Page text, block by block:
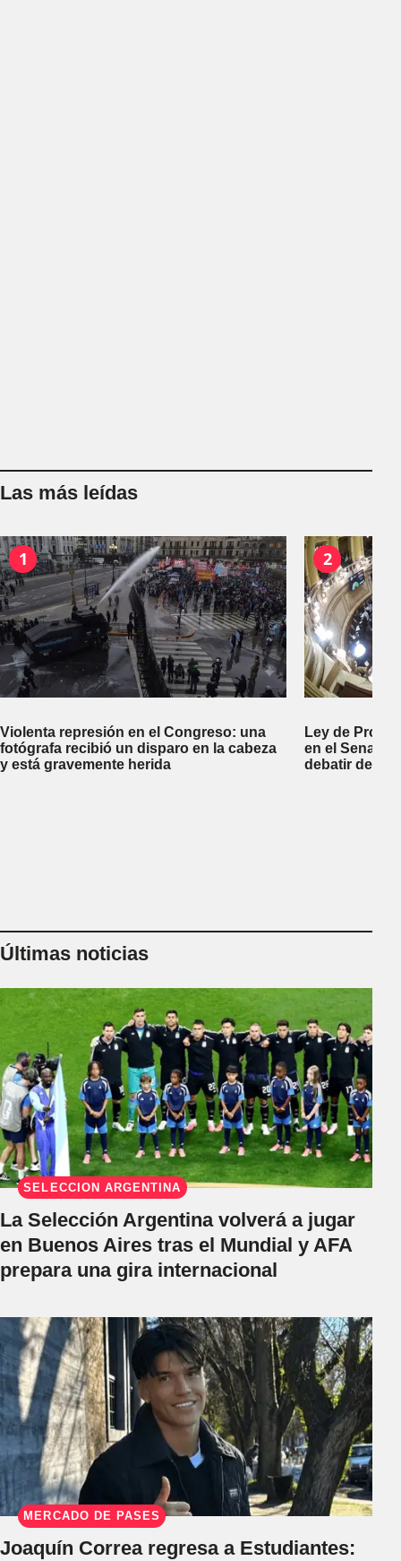
Las más leídas
1
Violenta represión en el Congreso: una
fotógrafa recibió un disparo en la cabeza
y está gravemente herida
2
Ley de
en el Senado
debatir
Últimas noticias
SELECCIÓN ARGENTINA
La Selección Argentina volverá a jugar
en Buenos Aires tras el Mundial y AFA
prepara una gira internacional
MERCADO DE PASES
Joaquín Correa regresa a Estudiantes: